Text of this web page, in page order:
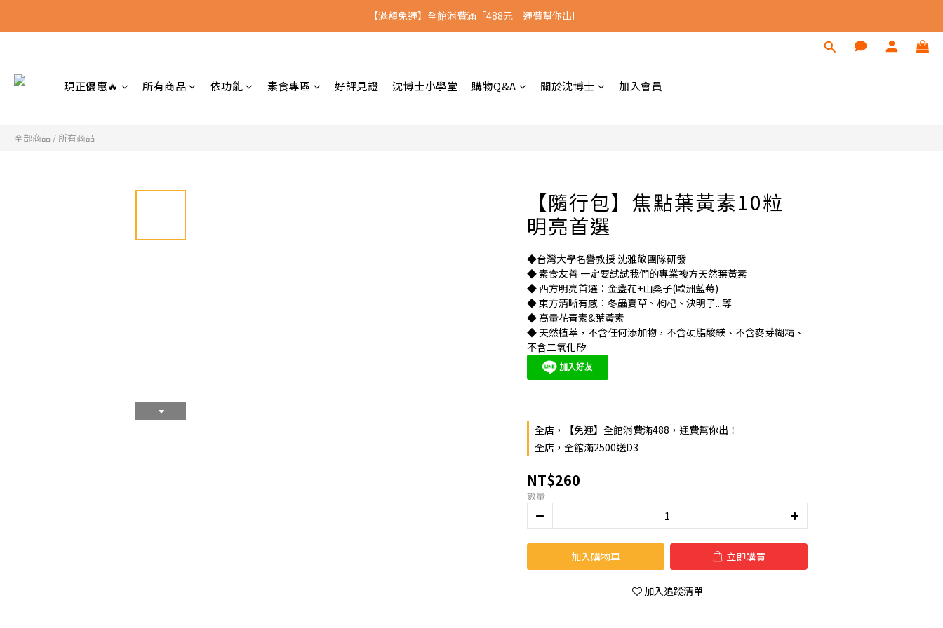
全館消費滿2500 送沈博士D3
【滿額免運】全館消費滿「488元」運費幫你出!
現正優惠🔥 所有商品 依功能 素食專區 好評見證 沈博士小學堂 購物Q&A 關於沈博士 加入會員
全部商品 / 所有商品
【隨行包】焦點葉黃素10粒
明亮首選
◆台灣大學名譽教授 沈雅敬團隊研發
◆ 素食友善 一定要試試我們的專業複方天然葉黃素
◆ 西方明亮首選：金盞花+山桑子(歐洲藍莓)
◆ 東方清晰有感：冬蟲夏草、枸杞、決明子...等
◆ 高量花青素&葉黃素
◆ 天然植萃，不含任何添加物，不含硬脂酸鎂、不含麥芽糊精、
不含二氧化矽
全店，【免運】全館消費滿488，運費幫你出！
全店，全館滿2500送D3
NT$260
數量
加入購物車 立即購買
加入追蹤清單
立即購買